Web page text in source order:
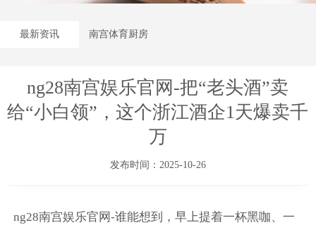
最新资讯 南宫体育厨房
ng28南宫娱乐官网-把“老头酒”卖
给“小白领”，这个浙江酒企1天爆卖千
万
发布时间：2025-10-26
ng28南宫娱乐官网-谁能想到，早上提着一杯黑咖、一